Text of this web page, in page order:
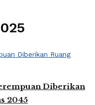
Diberikan
2045